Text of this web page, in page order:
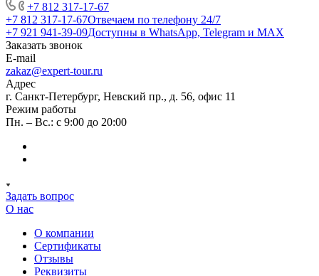
+7 812 317-17-67
+7 812 317-17-67Отвечаем по телефону 24/7
+7 921 941-39-09Доступны в WhatsApp, Telegram и MAX
Заказать звонок
E-mail
zakaz@expert-tour.ru
Адрес
г. Санкт-Петербург, Невский пр., д. 56, офис 11
Режим работы
Пн. – Вс.: с 9:00 до 20:00
Задать вопрос
О нас
О компании
Сертификаты
Отзывы
Реквизиты